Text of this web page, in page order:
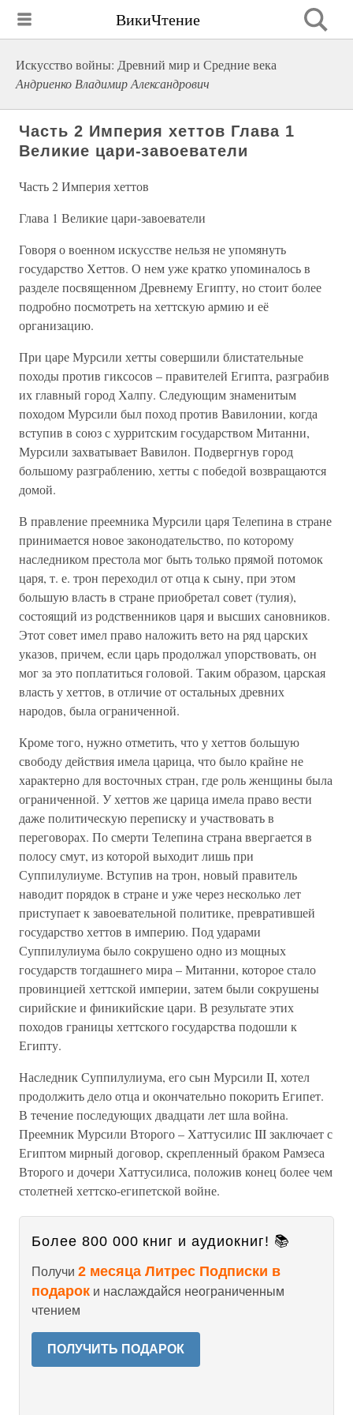
ВикиЧтение
Искусство войны: Древний мир и Средние века
Андриенко Владимир Александрович
Часть 2 Империя хеттов Глава 1
Великие цари-завоеватели
Часть 2 Империя хеттов
Глава 1 Великие цари-завоеватели
Говоря о военном искусстве нельзя не упомянуть
государство Хеттов. О нем уже кратко упоминалось в
разделе посвященном Древнему Египту, но стоит более
подробно посмотреть на хеттскую армию и её
организацию.
При царе Мурсили хетты совершили блистательные
походы против гиксосов – правителей Египта, разграбив
их главный город Халпу. Следующим знаменитым
походом Мурсили был поход против Вавилонии, когда
вступив в союз с хурритским государством Митанни,
Мурсили захватывает Вавилон. Подвергнув город
большому разграблению, хетты с победой возвращаются
домой.
В правление преемника Мурсили царя Телепина в стране
принимается новое законодательство, по которому
наследником престола мог быть только прямой потомок
царя, т. е. трон переходил от отца к сыну, при этом
большую власть в стране приобретал совет (тулия),
состоящий из родственников царя и высших сановников.
Этот совет имел право наложить вето на ряд царских
указов, причем, если царь продолжал упорствовать, он
мог за это поплатиться головой. Таким образом, царская
власть у хеттов, в отличие от остальных древних
народов, была ограниченной.
Кроме того, нужно отметить, что у хеттов большую
свободу действия имела царица, что было крайне не
характерно для восточных стран, где роль женщины была
ограниченной. У хеттов же царица имела право вести
даже политическую переписку и участвовать в
переговорах. По смерти Телепина страна ввергается в
полосу смут, из которой выходит лишь при
Суппилулиуме. Вступив на трон, новый правитель
наводит порядок в стране и уже через несколько лет
приступает к завоевательной политике, превратившей
государство хеттов в империю. Под ударами
Суппилулиума было сокрушено одно из мощных
государств тогдашнего мира – Митанни, которое стало
провинцией хеттской империи, затем были сокрушены
сирийские и финикийские цари. В результате этих
походов границы хеттского государства подошли к
Египту.
Наследник Суппилулиума, его сын Мурсили II, хотел
продолжить дело отца и окончательно покорить Египет.
В течение последующих двадцати лет шла война.
Преемник Мурсили Второго – Хаттусилис III заключает с
Египтом мирный договор, скрепленный браком Рамзеса
Второго и дочери Хаттусилиса, положив конец более чем
столетней хеттско-египетской войне.
Более 800 000 книг и аудиокниг! 📚
Получи 2 месяца Литрес Подписки в
подарок и наслаждайся неограниченным
чтением
ПОЛУЧИТЬ ПОДАРОК